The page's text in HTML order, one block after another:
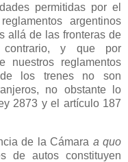
permitidas por el
argentinos
allá de las fronteras de
y que por
nuestros reglamentos
los trenes no son
no obstante lo
2873 y el artículo 187
de la Cámara a quo
de autos constituyen